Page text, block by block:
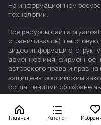
Главная Каталог
На информационном
технологии.
Все ресурсы сайта
ограничиваясь)
видео информацию,
доменное имя, фирменное
авторского права и прав
защищены российским
соглашениями об охране